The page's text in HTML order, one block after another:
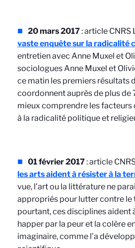
20 mars 2017: article CNRS
vaste enquête sur la radicalité
entretien avec Anne Muxel et
sociologues Anne Muxel et
ce matin les premiers résultats
coordonnent auprès de plus de
mieux comprendre les facteurs
à la radicalité politique et
01 février 2017: article
les arts aident à résister à la
vue, l’art ou la littérature ne
appropriés pour lutter contre
pourtant, ces disciplines aident
happer par la peur et la colère
imaginaire, comme l’a